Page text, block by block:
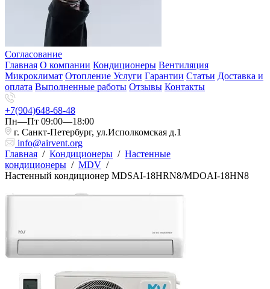
Согласование
Главная О компании Кондиционеры Вентиляция
Микроклимат Отопление Услуги Гарантии Статьи Доставка и
оплата Выполненные работы Отзывы Контакты
+7(904)648-68-48
Пн—Пт 09:00—18:00
г. Санкт-Петербург, ул.Исполкомская д.1
info@airvent.org
Главная / Кондиционеры / Настенные
кондиционеры / MDV /
Настенный кондиционер MDSAI-18HRN8/MDOAI-18HN8